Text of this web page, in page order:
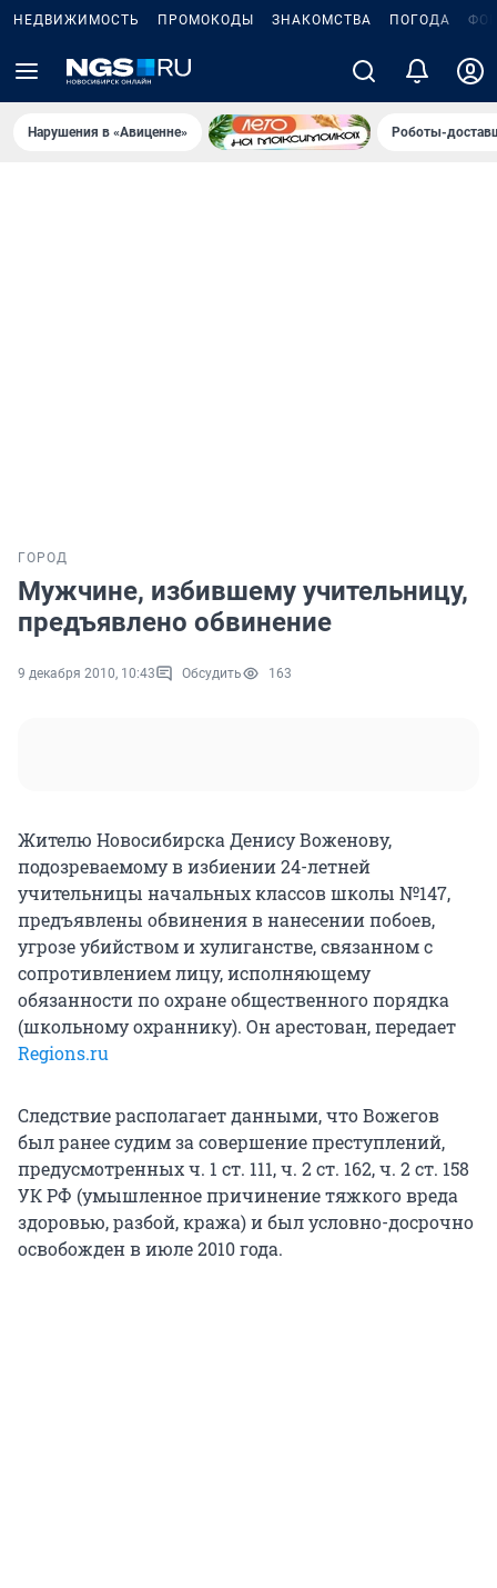
НЕДВИЖИМОСТЬ ПРОМОКОДЫ ЗНАКОМСТВА ПОГОДА
Нарушения в «Авиценне» Роботы-
ГОРОД
Мужчине, избившему учительницу,
предъявлено обвинение
9 декабря 2010, 10:43 Обсудить 163
Жителю Новосибирска Денису Воженову,
подозреваемому в избиении 24-летней
учительницы начальных классов школы №147,
предъявлены обвинения в нанесении побоев,
угрозе убийством и хулиганстве, связанном с
сопротивлением лицу, исполняющему
обязанности по охране общественного порядка
(школьному охраннику). Он арестован, передает
Regions.ru
Следствие располагает данными, что Вожегов
был ранее судим за совершение преступлений,
предусмотренных ч. 1 ст. 111, ч. 2 ст. 162, ч. 2 ст. 158
УК РФ (умышленное причинение тяжкого вреда
здоровью, разбой, кража) и был условно-досрочно
освобожден в июле 2010 года.